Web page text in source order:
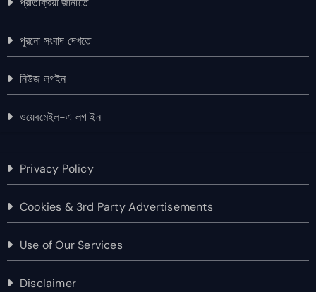
পুরনো সংবাদ দেখতে
নিউজ লগইন
ওয়েবমেইল-এ লগ ইন
Privacy Policy
Cookies & 3rd Party Advertisements
Use of Our Services
Disclaimer